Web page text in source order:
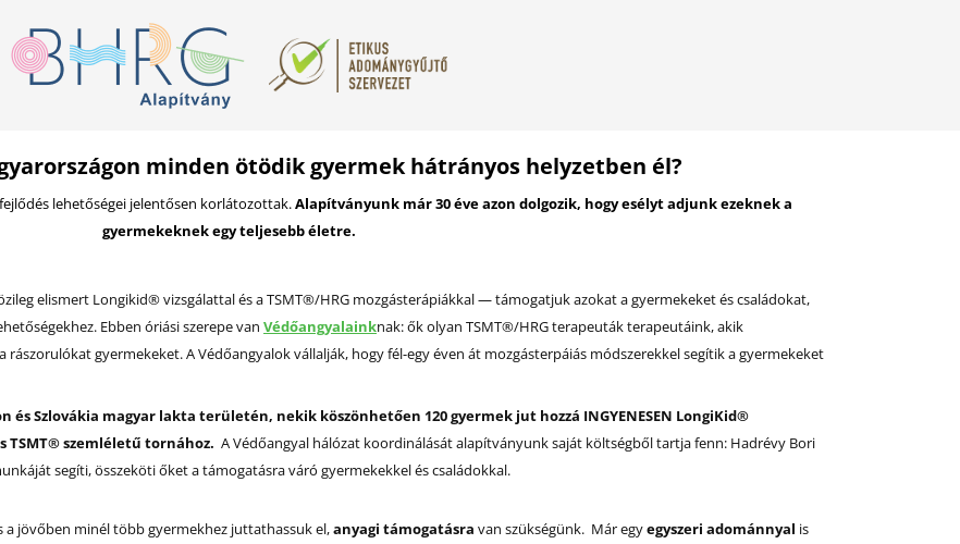
minden ötödik gyermek hátrányos helyzetben él?
lehetőségei jelentősen korlátozottak.Alapítványunk már 30 éve azon dolgozik, hogy esélyt adjunk ezeknek a
gyermekeknek egy teljesebb életre.
elismert Longikid® vizsgálattal és a TSMT®/HRG mozgásterápiákkal — támogatjuk azokat a gyermekeket és családokat,
Ebben óriási szerepe van Védőangyalainknak: ők olyan TSMT®/HRG terapeuták terapeutáink, akik
gyermekeket. A Védőangyalok vállalják, hogy fél-egy éven át mozgásterpáiás módszerekkel segítik a gyermekeket
és Szlovákia magyar lakta területén, nekik köszönhetően 120 gyermek jut hozzá INGYENESEN LongiKid®
TSMT® szemléletű tornához. A Védőangyal hálózat koordinálását alapítványunk saját költségből tartja fenn: Hadrévy Bori
segíti, összeköti őket a támogatásra váró gyermekekkel és családokkal.
jövőben minél több gyermekhez juttathassuk el,anyagi támogatásra van szükségünk. Már egyegyszeri adománnyal is